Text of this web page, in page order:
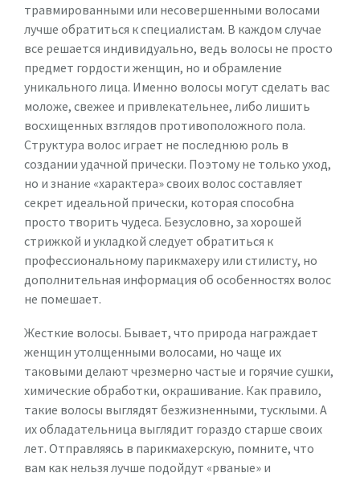
травмированными или несовершенными волосами
лучше обратиться к специалистам. В каждом случае
все решается индивидуально, ведь волосы не просто
предмет гордости женщин, но и обрамление
уникального лица. Именно волосы могут сделать вас
моложе, свежее и привлекательнее, либо лишить
восхищенных взглядов противоположного пола.
Структура волос играет не последнюю роль в
создании удачной прически. Поэтому не только уход,
но и знание «характера» своих волос составляет
секрет идеальной прически, которая способна
просто творить чудеса. Безусловно, за хорошей
стрижкой и укладкой следует обратиться к
профессиональному парикмахеру или стилисту, но
дополнительная информация об особенностях волос
не помешает.
Жесткие волосы. Бывает, что природа награждает
женщин утолщенными волосами, но чаще их
таковыми делают чрезмерно частые и горячие сушки,
химические обработки, окрашивание. Как правило,
такие волосы выглядят безжизненными, тусклыми. А
их обладательница выглядит гораздо старше своих
лет. Отправляясь в парикмахерскую, помните, что
вам как нельзя лучше подойдут «рваные» и